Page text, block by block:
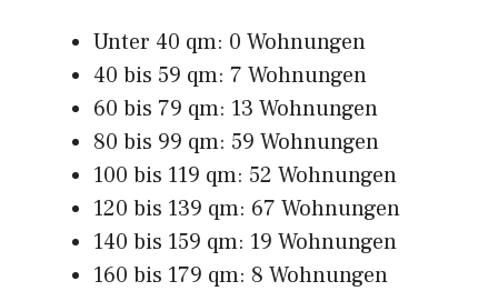
Unter 40 qm: 0 Wohnungen
40 bis 59 qm: 7 Wohnungen
60 bis 79 qm: 13 Wohnungen
80 bis 99 qm: 59 Wohnungen
100 bis 119 qm: 52 Wohnungen
120 bis 139 qm: 67 Wohnungen
140 bis 159 qm: 19 Wohnungen
160 bis 179 qm: 8 Wohnungen